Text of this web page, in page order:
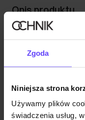
Zgoda
Niniejsza strona
Używamy plików
świadczenia usług,
Opis produktu
Szczegóły
Opinie